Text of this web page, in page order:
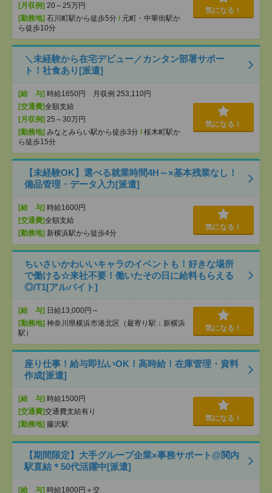
[月収例] 20～25万円
[勤務地] 石川町駅から徒歩5分 / 元町・中華街駅か
ら徒歩10分
気になる！
＼未経験から在宅デビュー／カンタン部署サポー
ト！社食あり[派遣]
[給 与] 時給1650円 月収例 253,110円
[交通費]全額支給
[月収例] 25～30万円
[勤務地] みなとみらい駅から徒歩3分 / 桜木町駅か
ら徒歩15分
気になる！
【未経験OK】選べる就業時間4H～×基本残業なし！
備品管理・データ入力[派遣]
[給 与] 時給1600円
[交通費]全額支給
[勤務地] 新横浜駅から徒歩4分
気になる！
ちいさいかわいいキャラのイベントも！好きな場所
で働ける☆来社不要！働いたその日に給料もらえる
◎/T1[アルバイト]
[給 与] 日給13,000円～
[勤務地] 神奈川県横浜市港北区（最寄り駅：新横浜
駅）
気になる！
座り仕事！給与即払いOK！高時給！在庫管理・資料
作成[派遣]
[給 与] 時給1500円
[交通費]交通費支給有り
[勤務地] 藤沢駅
気になる！
【期間限定】大手グループ企業×事務サポート@関内
駅直結＊50代活躍中[派遣]
[給 与] 時給1800円＋交